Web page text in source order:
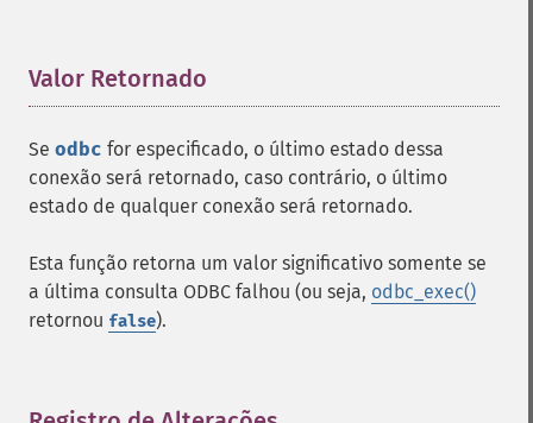
Valor Retornado
Se odbc for especificado, o último estado dessa
conexão será retornado, caso contrário, o último
estado de qualquer conexão será retornado.
Esta função retorna um valor significativo somente se
a última consulta ODBC falhou (ou seja, odbc_exec()
retornou false).